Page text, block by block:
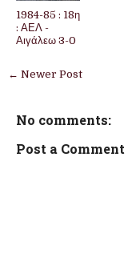
1984-85 : 18η
: ΑΕΛ -
Αιγάλεω 3-0
← Newer Post
No comments:
Post a Comment